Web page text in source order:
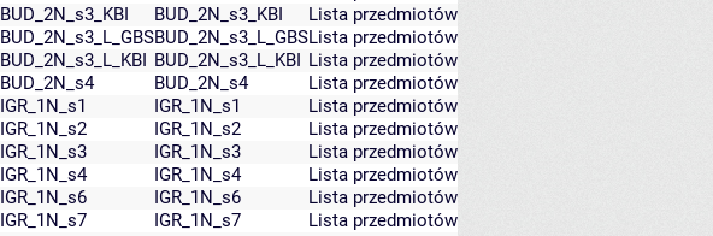
BUD_2N_s3_KBI
BUD_2N_s3_KBI
Lista przedmiotów
BUD_2N_s3_L_GBSBUD_2N_s3_L_GBSLista przedmiotów
BUD_2N_s3_L_KBI BUD_2N_s3_L_KBI Lista przedmiotów
BUD_2N_s4
BUD_2N_s4
Lista przedmiotów
IGR_1N_s1
IGR_1N_s1
Lista przedmiotów
IGR_1N_s2
IGR_1N_s2
Lista przedmiotów
IGR_1N_s3
IGR_1N_s3
Lista przedmiotów
IGR_1N_s4
IGR_1N_s4
Lista przedmiotów
IGR_1N_s6
IGR_1N_s6
Lista przedmiotów
IGR_1N_s7
IGR_1N_s7
Lista przedmiotów